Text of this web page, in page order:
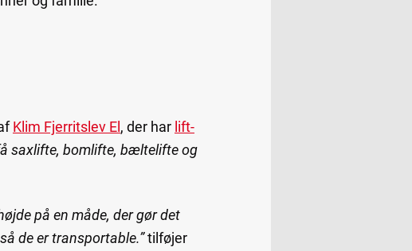
Klim Fjerritslev El, der har lift-
saxlifte, bomlifte, bæltelifte og
på en måde, der gør det
de er transportable.”tilføjer